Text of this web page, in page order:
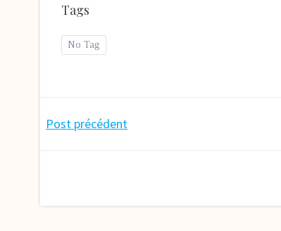
Tags
No Tag
Navigation
l’article
Post précédent